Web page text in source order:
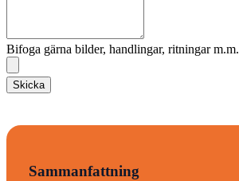
Bifoga gärna bilder, handlingar, ritningar m.m.
Skicka
Sammanfattning